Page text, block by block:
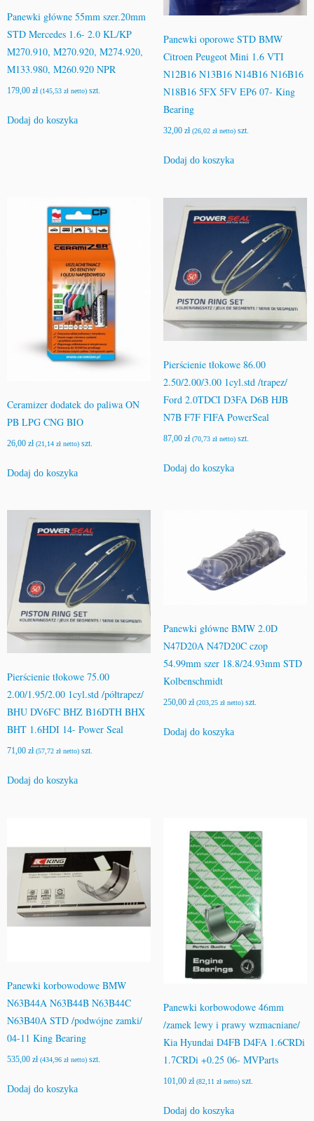
Panewki główne 55mm szer.20mm
STD Mercedes 1.6- 2.0 KL/KP
M270.910, M270.920, M274.920,
M133.980, M260.920 NPR
179,00 zł (145,53 zł netto) szt.
Dodaj do koszyka
Panewki oporowe STD BMW
Citroen Peugeot Mini 1.6 VTI
N12B16 N13B16 N14B16 N16B16
N18B16 5FX 5FV EP6 07- King
Bearing
32,00 zł (26,02 złnetto)szt.
Dodaj do koszyka
Ceramizer dodatek do paliwa ON
PB LPG CNG BIO
26,00 zł (21,14 zł netto) szt.
Dodaj do koszyka
Pierścienie tłokowe 86.00
2.50/2.00/3.00 1cyl.std /trapez/
Ford 2.0TDCI D3FA D6B HJB
N7B F7F FIFA PowerSeal
87,00 zł (70,73 złnetto)szt.
Dodaj do koszyka
Pierścienie tłokowe 75.00
2.00/1.95/2.00 1cyl.std /półtrapez/
BHU DV6FC BHZ B16DTH BHX
BHT 1.6HDI 14- Power Seal
71,00 zł (57,72 zł netto) szt.
Dodaj do koszyka
Panewki główne BMW 2.0D
N47D20A N47D20C czop
54.99mm szer 18.8/24.93mm STD
Kolbenschmidt
250,00 zł (203,25 złnetto)szt.
Dodaj do koszyka
Panewki korbowodowe BMW
N63B44A N63B44B N63B44C
N63B40A STD /podwójne zamki/
04-11 King Bearing
535,00 zł (434,96 zł netto) szt.
Dodaj do koszyka
Panewki korbowodowe 46mm
/zamek lewy i prawy wzmacniane/
Kia Hyundai D4FB D4FA 1.6CRDi
1.7CRDi +0.25 06- MVParts
101,00 zł (82,11 złnetto)szt.
Dodaj do koszyka